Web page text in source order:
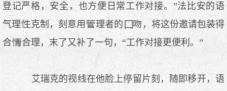
登记严格，安全，也方便日常工作对接。”法比安的语
气理
克制，刻意用 理者的
吻，将这份邀请包装得
合
合理，末了又补了一句，“工作对接更便利。”
艾瑞克的视线在他脸上停留片刻，随即移开，语